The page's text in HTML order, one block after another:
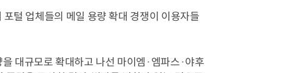
털 업체들의 메일 용량 확대 경쟁이 이용자들
대규모로 확대하고 나선 마이엠·엠파스·야후